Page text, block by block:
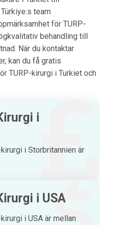
team
för TURP-
behandling till
När du kontaktar
kan du få gratis
TURP-kirurgi i Turkiet och
i
i Storbritannien är
i USA
i USA är mellan